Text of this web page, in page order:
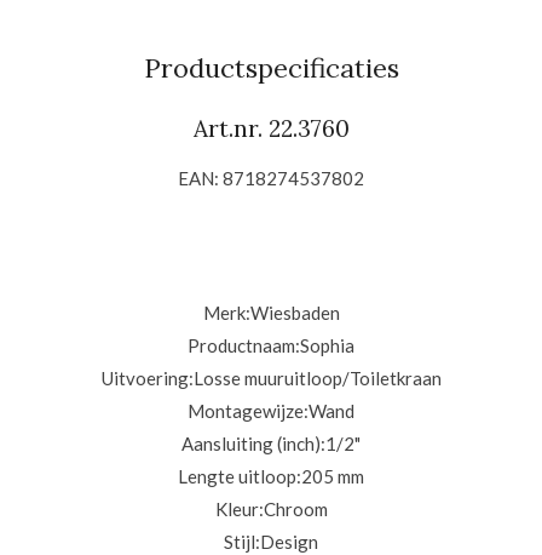
n
Productspecificaties
Art.nr. 22.3760
EAN: 8718274537802
Merk:Wiesbaden
Productnaam:Sophia
Uitvoering:Losse muuruitloop/Toiletkraan
Montagewijze:Wand
Aansluiting (inch):1/2"
Lengte uitloop:205 mm
Kleur:Chroom
Stijl:Design